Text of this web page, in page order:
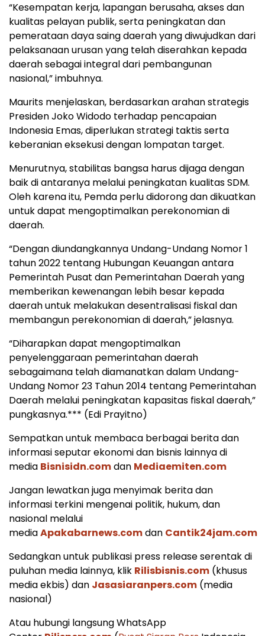
“Kesempatan kerja, lapangan berusaha, akses dan
kualitas pelayan publik, serta peningkatan dan
pemerataan daya saing daerah yang diwujudkan dari
pelaksanaan urusan yang telah diserahkan kepada
daerah sebagai integral dari pembangunan
nasional,” imbuhnya.
Maurits menjelaskan, berdasarkan arahan strategis
Presiden Joko Widodo terhadap pencapaian
Indonesia Emas, diperlukan strategi taktis serta
keberanian eksekusi dengan lompatan target.
Menurutnya, stabilitas bangsa harus dijaga dengan
baik di antaranya melalui peningkatan kualitas SDM.
Oleh karena itu, Pemda perlu didorong dan dikuatkan
untuk dapat mengoptimalkan perekonomian di
daerah.
“Dengan diundangkannya Undang-Undang Nomor 1
tahun 2022 tentang Hubungan Keuangan antara
Pemerintah Pusat dan Pemerintahan Daerah yang
memberikan kewenangan lebih besar kepada
daerah untuk melakukan desentralisasi fiskal dan
membangun perekonomian di daerah,” jelasnya.
“Diharapkan dapat mengoptimalkan
penyelenggaraan pemerintahan daerah
sebagaimana telah diamanatkan dalam Undang-
Undang Nomor 23 Tahun 2014 tentang Pemerintahan
Daerah melalui peningkatan kapasitas fiskal daerah,”
pungkasnya.*** (Edi Prayitno)
Sempatkan untuk membaca berbagai berita dan
informasi seputar ekonomi dan bisnis lainnya di
media Bisnisidn.comdan Mediaemiten.com
Jangan lewatkan juga menyimak berita dan
informasi terkini mengenai politik, hukum, dan
nasional melalui
mediaApakabarnews.comdan Cantik24jam.com
Sedangkan untuk publikasi press release serentak di
puluhan media lainnya, klik Rilisbisnis.com (khusus
media ekbis) dan Jasasiaranpers.com (media
nasional)
Atau hubungi langsung WhatsApp